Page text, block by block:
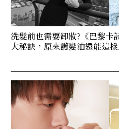
洗髮前也需要卸妝?《巴黎卡
大秘訣，原來護髮油還能這